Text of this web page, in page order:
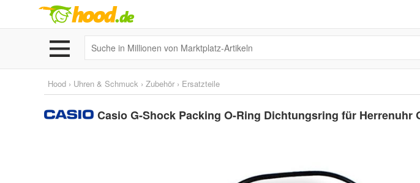
Hood › Uhren & Schmuck › Zubehör › Ersatzteile
Casio G-Shock Packing O-Ring Dichtungsring für Herrenuhr